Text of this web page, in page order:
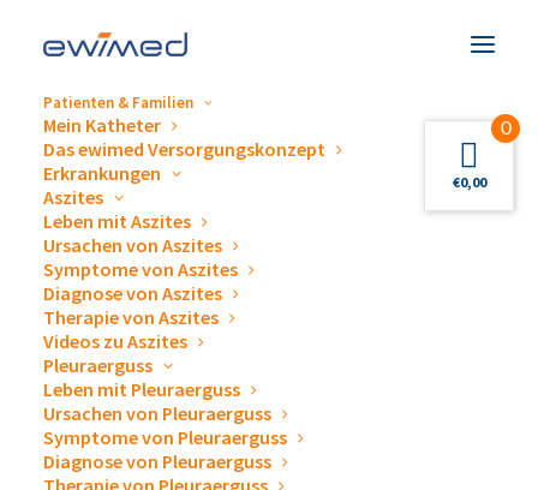
Patienten & Familien
Mein Katheter
Das ewimed Versorgungskonzept
Erkrankungen
Aszites
Leben mit Aszites
Ursachen von Aszites
Symptome von Aszites
Diagnose von Aszites
Therapie von Aszites
Videos zu Aszites
Pleuraerguss
Leben mit Pleuraerguss
Ursachen von Pleuraerguss
Symptome von Pleuraerguss
Diagnose von Pleuraerguss
Therapie von Pleuraerguss
Sonnenschutz ist
Krebsvorsorge
Warum UV-Schutz gerade für Risikogruppen mehr
ist als Sommerpflege
0
€0,00